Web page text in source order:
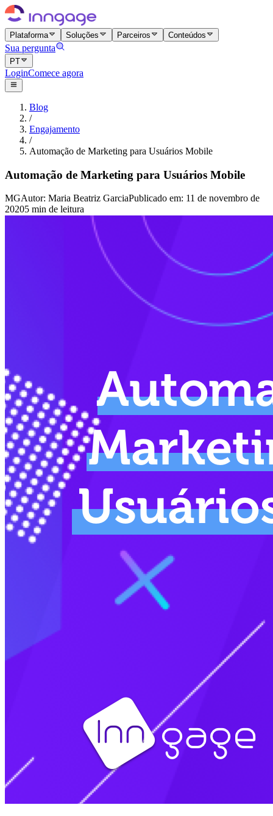
Plataforma Soluções Parceiros Conteúdos
Sua pergunta
PT
LoginComece agora
Blog
/
Engajamento
/
Automação de Marketing para Usuários Mobile
Automação de Marketing para Usuários Mobile
MGAutor: Maria Beatriz GarciaPublicado em: 11 de novembro de
20205 min de leitura